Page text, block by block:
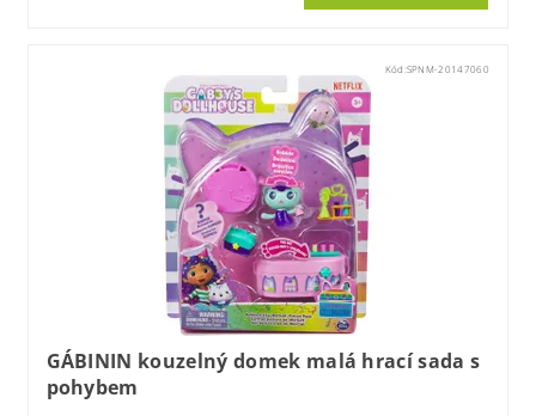
Kód: SPNM-20147060
GÁBININ kouzelný domek malá hrací sada s
pohybem